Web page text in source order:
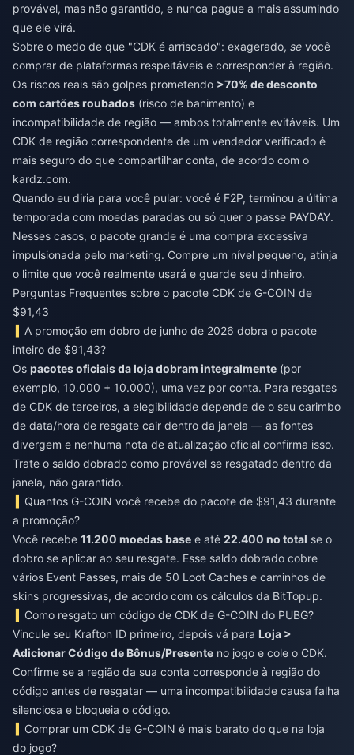
provável, mas não garantido, e nunca pague a mais assumindo
que ele virá.
Sobre o medo de que "CDK é arriscado": exagerado, se você
comprar de plataformas respeitáveis e corresponder à região.
Os riscos reais são golpes prometendo >70% de desconto
com cartões roubados (risco de banimento) e
incompatibilidade de região — ambos totalmente evitáveis. Um
CDK de região correspondente de um vendedor verificado é
mais seguro do que compartilhar conta, de acordo com o
kardz.com.
Quando eu diria para você pular: você é F2P, terminou a última
temporada com moedas paradas ou só quer o passe PAYDAY.
Nesses casos, o pacote grande é uma compra excessiva
impulsionada pelo marketing. Compre um nível pequeno, atinja
o limite que você realmente usará e guarde seu dinheiro.
Perguntas Frequentes sobre o pacote CDK de G-COIN de
$91,43
A promoção em dobro de junho de 2026 dobra o pacote
inteiro de $91,43?
Os pacotes oficiais da loja dobram integralmente (por
exemplo, 10.000 + 10.000), uma vez por conta. Para resgates
de CDK de terceiros, a elegibilidade depende de o seu carimbo
de data/hora de resgate cair dentro da janela — as fontes
divergem e nenhuma nota de atualização oficial confirma isso.
Trate o saldo dobrado como provável se resgatado dentro da
janela, não garantido.
Quantos G-COIN você recebe do pacote de $91,43 durante
a promoção?
Você recebe 11.200 moedas base e até 22.400 no total se o
dobro se aplicar ao seu resgate. Esse saldo dobrado cobre
vários Event Passes, mais de 50 Loot Caches e caminhos de
skins progressivas, de acordo com os cálculos da BitTopup.
Como resgato um código de CDK de G-COIN do PUBG?
Vincule seu Krafton ID primeiro, depois vá para Loja >
Adicionar Código de Bônus/Presente no jogo e cole o CDK.
Confirme se a região da sua conta corresponde à região do
código antes de resgatar — uma incompatibilidade causa falha
silenciosa e bloqueia o código.
Comprar um CDK de G-COIN é mais barato do que na loja
do jogo?